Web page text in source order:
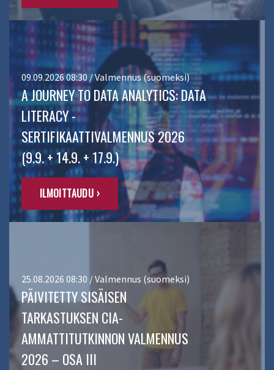
09.09.2026 08:30 / Valmennus (suomeksi)
A JOURNEY TO DATA ANALYTICS: DATA
LITERACY -
SERTIFIKAATTIVALMENNUS 2026
(9.9. + 14.9. + 17.9.)
ILMOITTAUDU ›
25.08.2026 08:30 / Valmennus (suomeksi)
PÄIVITETTY SISÄISEN
TARKASTUKSEN CIA-
AMMATTITUTKINNON VALMENNUS
2026 – OSA III